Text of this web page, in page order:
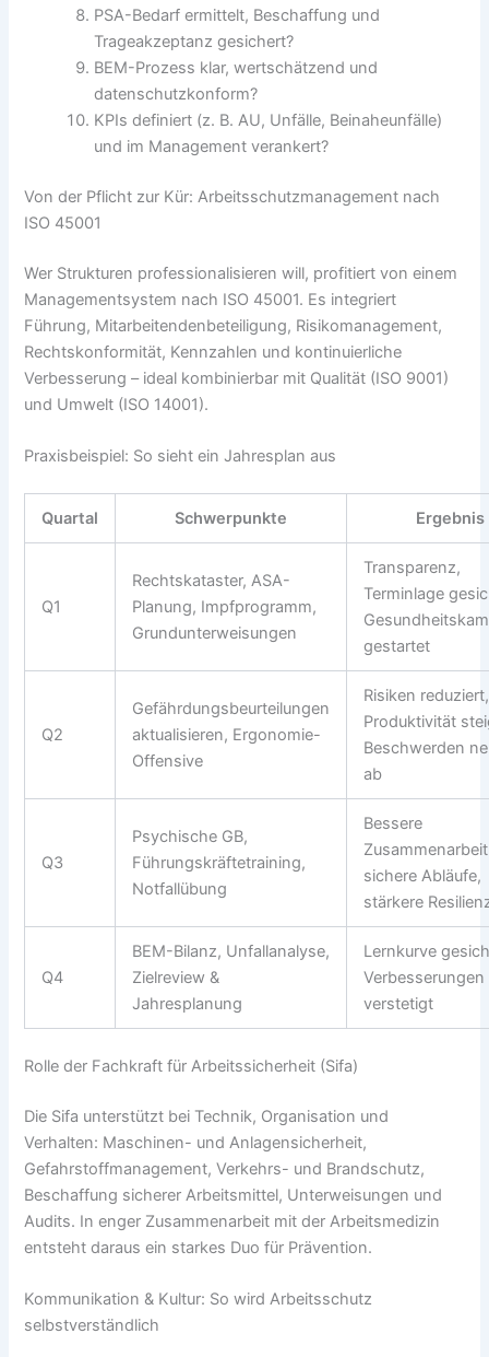
PSA-Bedarf ermittelt, Beschaffung und
Trageakzeptanz gesichert?
BEM-Prozess klar, wertschätzend und
datenschutzkonform?
KPIs definiert (z. B. AU, Unfälle, Beinaheunfälle)
und im Management verankert?
Von der Pflicht zur Kür: Arbeitsschutzmanagement nach
ISO 45001
Wer Strukturen professionalisieren will, profitiert von einem
Managementsystem nach ISO 45001. Es integriert
Führung, Mitarbeitendenbeteiligung, Risikomanagement,
Rechtskonformität, Kennzahlen und kontinuierliche
Verbesserung – ideal kombinierbar mit Qualität (ISO 9001)
und Umwelt (ISO 14001).
Praxisbeispiel: So sieht ein Jahresplan aus
Quartal Schwerpunkte Ergebnis
Q1
Rechtskataster, ASA-
Planung, Impfprogramm,
Grundunterweisungen
Transparenz,
Terminlage
gestartet
Q2
Gefährdungsbeurteilungen
aktualisieren, Ergonomie-
Offensive
Risiken reduziert,
Produktivität
Beschwerden
ab
Q3
Psychische GB,
Führungskräftetraining,
Notfallübung
Bessere
sichere Abläufe,
stärkere
Q4
BEM-Bilanz, Unfallanalyse,
Zielreview &
Jahresplanung
Lernkurve
Verbesserungen
verstetigt
Rolle der Fachkraft für Arbeitssicherheit (Sifa)
Die Sifa unterstützt bei Technik, Organisation und
Verhalten: Maschinen- und Anlagensicherheit,
Gefahrstoffmanagement, Verkehrs- und Brandschutz,
Beschaffung sicherer Arbeitsmittel, Unterweisungen und
Audits. In enger Zusammenarbeit mit der Arbeitsmedizin
entsteht daraus ein starkes Duo für Prävention.
Kommunikation & Kultur: So wird Arbeitsschutz
selbstverständlich